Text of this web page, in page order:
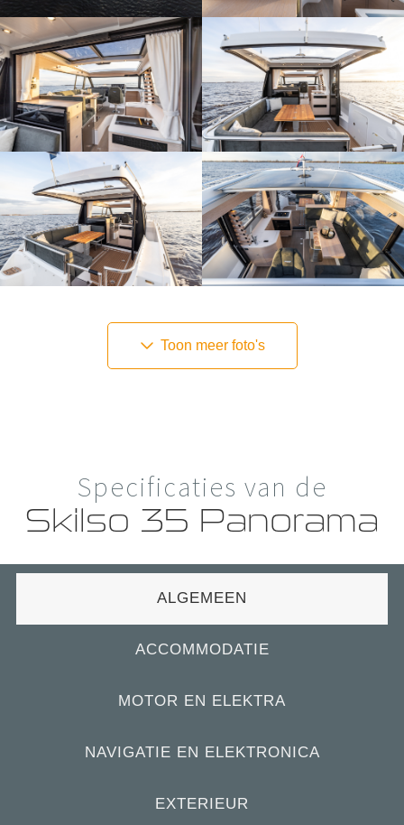
Toon meer foto's
Specificaties van de
Skilso 35 Panorama
ALGEMEEN
ACCOMMODATIE
MOTOR EN ELEKTRA
NAVIGATIE EN ELEKTRONICA
EXTERIEUR